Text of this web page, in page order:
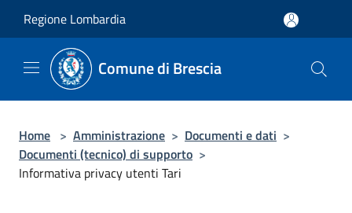
Regione Lombardia
Comune di Brescia
Home > Amministrazione > Documenti e dati >
Documenti (tecnico) di supporto >
Informativa privacy utenti Tari